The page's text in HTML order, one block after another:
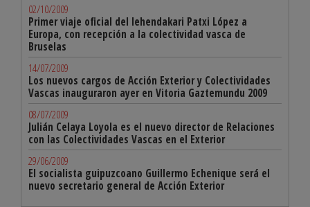
02/10/2009
Primer viaje oficial del lehendakari Patxi López a
Europa, con recepción a la colectividad vasca de
Bruselas
14/07/2009
Los nuevos cargos de Acción Exterior y Colectividades
Vascas inauguraron ayer en Vitoria Gaztemundu 2009
08/07/2009
Julián Celaya Loyola es el nuevo director de Relaciones
con las Colectividades Vascas en el Exterior
29/06/2009
El socialista guipuzcoano Guillermo Echenique será el
nuevo secretario general de Acción Exterior